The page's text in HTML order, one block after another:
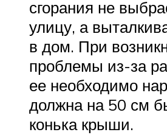
сгорания не
улицу, а
в дом. При
проблемы из-за
ее необходимо
должна на 50 см
конька крыши.